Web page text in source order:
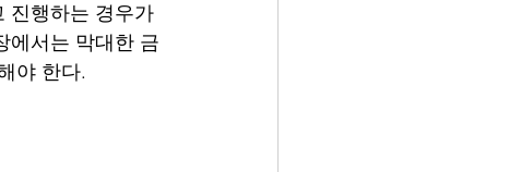
진행하는 경우가
에서는 막대한 금
야 한다.